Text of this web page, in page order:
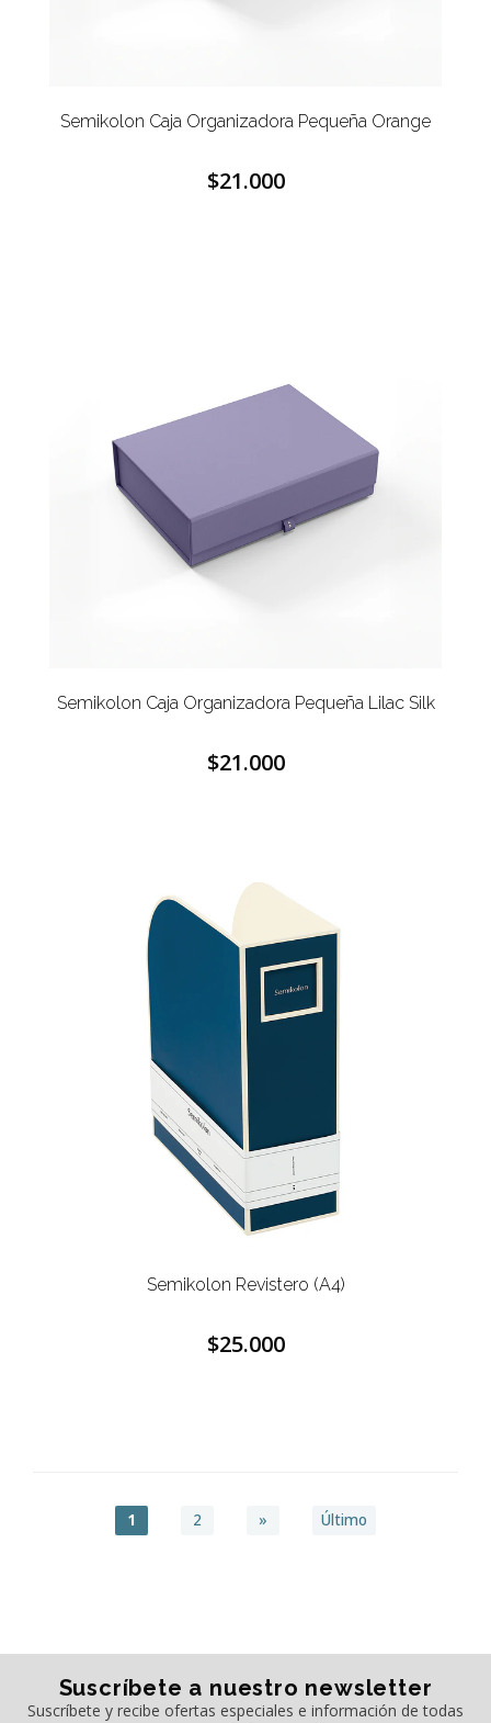
Semikolon Caja Organizadora Pequeña Orange
$21.000
Semikolon Caja Organizadora Pequeña Lilac Silk
$21.000
Semikolon Revistero (A4)
$25.000
1 2 » Último
Suscríbete a nuestro newsletter
Suscríbete y recibe ofertas especiales e información de todas